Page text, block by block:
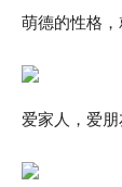
萌德的性格，
爱家人，爱朋